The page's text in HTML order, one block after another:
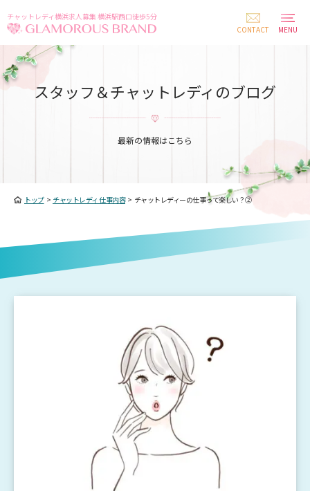
チャットレディ横浜求人募集 横浜駅西口徒歩5分
CONTACT
MENU
スタッフ＆チャットレディのブログ
最新の情報はこちら
トップ> チャットレディ 仕事内容> チャットレディーの仕事って楽しい？②